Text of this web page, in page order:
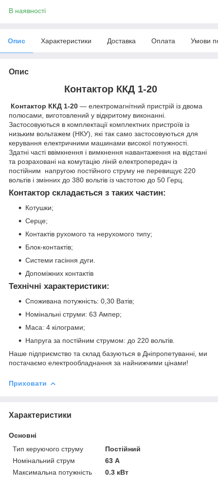
В наявності
Опис Характеристики Доставка Оплата Умови
Опис
Контактор ККД 1-20
Контактор ККД 1-20 — електромагнітний пристрій із двома
полюсами, виготовлений у відкритому виконанні.
Застосовуються в комплектації комплектних пристроїв із
низьким вольтажем (НКУ), які так само застосовуються для
керування електричними машинами високої потужності.
Здатні часті ввімкнення і вимкнення навантаження на відстані
та розраховані на комутацію ліній електропередач із
постійним напругою постійного струму не перевищує 220
вольтів і змінних до 380 вольтів із частотою до 50 Герц.
Контактор складається з таких частин:
Котушки;
Серце;
Контактів рухомого та нерухомого типу;
Блок-контактів;
Системи гасіння дуги.
Допоміжних контактів
Технічні характеристики:
Споживана потужність: 0,30 Ватів;
Номінальні струми: 63 Ампер;
Маса: 4 кілограми;
Напруга за постійним струмом: до 220 вольтів.
Наше підприємство та склад базуються в Дніпропетуванні, ми
постачаємо електрообладнання за найнижчими цінами!
Приховати
Характеристики
Основні
Тип керуючого струму
Постійний
Номінальний струм
63 А
Максимальна потужність
0.3 кВт